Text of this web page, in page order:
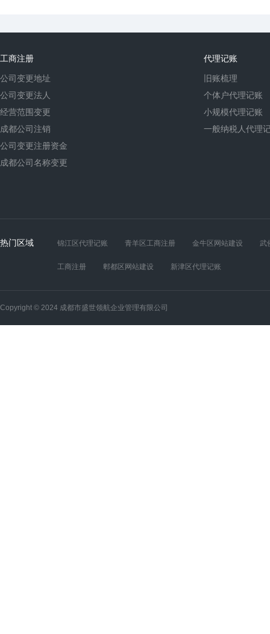
工商注册
公司变更地址
公司变更法人
经营范围变更
成都公司注销
公司变更注册资金
成都公司名称变更
代理记账
旧账梳理
个体户代理记账
小规模代理记账
一般纳税人代理
热门区域 锦江区代理记账 青羊区工商注册 金牛区网站建设 武
工商注册 郫都区网站建设 新津区代理记账
Copyright © 2024 成都市盛世领航企业管理有限公司